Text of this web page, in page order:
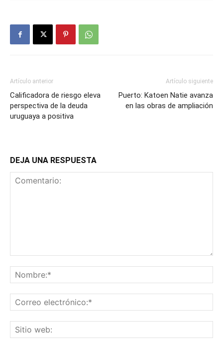
Artículo anterior
Calificadora de riesgo eleva
perspectiva de la deuda
uruguaya a positiva
Artículo siguiente
Puerto: Katoen Natie avanza
en las obras de ampliación
DEJA UNA RESPUESTA